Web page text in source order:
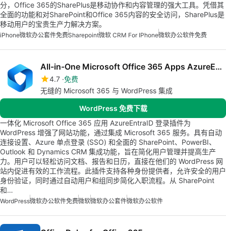
分，Office 365的SharePlus是移动协作和内容管理的强大工具。凭借其
全面的功能和对SharePoint和Office 365内容的安全访问，SharePlus是
移动用户的宝贵生产力解决方案。
iPhone微软办公套件免费Sharepoint微软 CRM For IPhone微软办公软件免费
All-in-One Microsoft Office 365 Apps AzureEntraID Login
4.7 免费
无缝的 Microsoft 365 与 WordPress 集成
WordPress 免费下载
一体化 Microsoft Office 365 应用 AzureEntraID 登录插件为
WordPress 增强了网站功能，通过集成 Microsoft 365 服务。具有自动
连接设置、Azure 单点登录 (SSO) 和全面的 SharePoint、PowerBI、
Outlook 和 Dynamics CRM 集成功能，旨在简化用户管理并提高生产
力。用户可以轻松访问文档、报告和日历，直接在他们的 WordPress 网
站内促进有效的工作流程。此插件支持各种身份提供者，允许安全的用户
身份验证，同时通过自动用户和组同步简化入职流程。从 SharePoint
和…
WordPress微软办公软件免费微软微软办公套件微软办公软件